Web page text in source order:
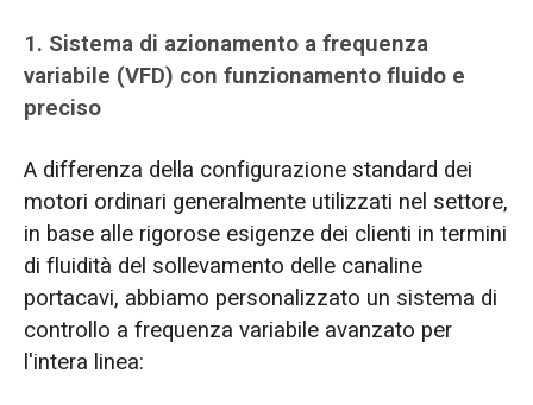
1. Sistema di azionamento a frequenza
variabile (VFD) con funzionamento fluido e
preciso
A differenza della configurazione standard dei
motori ordinari generalmente utilizzati nel settore,
in base alle rigorose esigenze dei clienti in termini
di fluidità del sollevamento delle canaline
portacavi, abbiamo personalizzato un sistema di
controllo a frequenza variabile avanzato per
l'intera linea: